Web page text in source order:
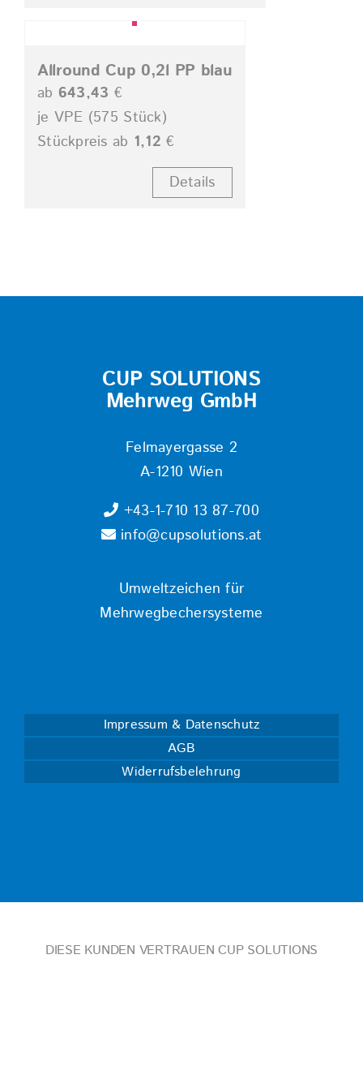
Allround Cup 0,2l PP blau
ab 643,43 €
je VPE (575 Stück)
Stückpreis ab 1,12 €
Details
CUP SOLUTIONS
Mehrweg GmbH
Felmayergasse 2
A-1210 Wien
+43-1-710 13 87-700
info@cupsolutions.at
Umweltzeichen für
Mehrwegbechersysteme
Impressum & Datenschutz
AGB
Widerrufsbelehrung
DIESE KUNDEN VERTRAUEN CUP SOLUTIONS